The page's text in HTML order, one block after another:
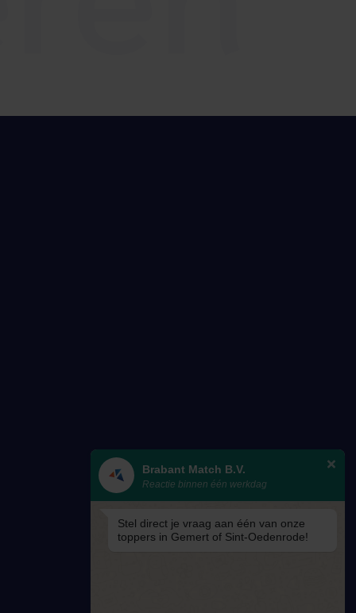
Brabant Match B.V.
Reactie binnen één werkdag
Stel direct je vraag aan één van onze
toppers in Gemert of Sint-Oedenrode!